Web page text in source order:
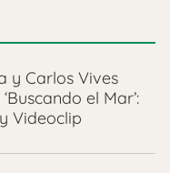
y Carlos Vives
el Mar’:
Videoclip